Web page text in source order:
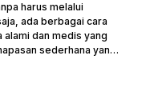
harus melalui
ada berbagai cara
alami dan medis yang
sederhana yang
medis yang lebih